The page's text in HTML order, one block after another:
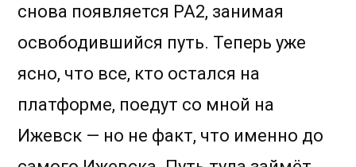
снова появляется РА2, занимая
освободившийся путь. Теперь уже
ясно, что все, кто остался на
платформе, поедут со мной на
Ижевск — но не факт, что именно до